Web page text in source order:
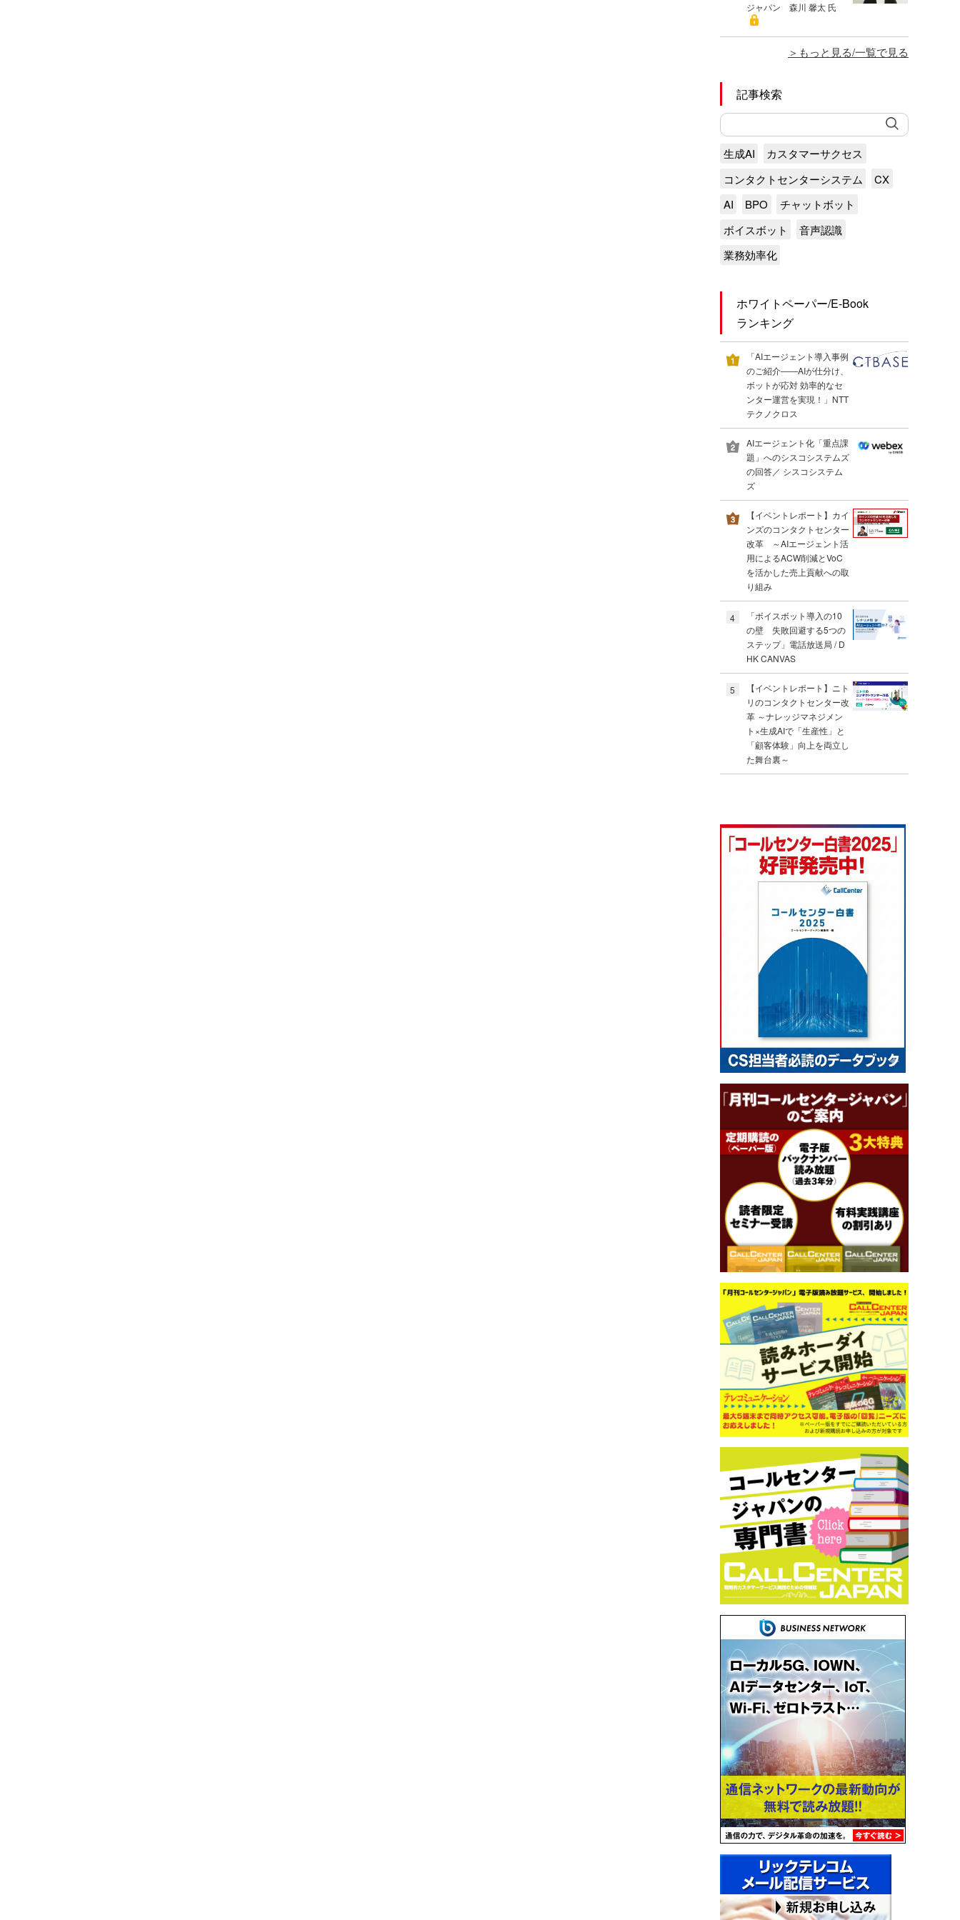
ジャパン 森川 馨太 氏
もっと見る/一覧で見る
記事検索
生成AI
カスタマーサクセス
コンタクトセンターシステム
CX
AI
BPO
チャットボット
ボイスボット
音声認識
業務効率化
ホワイトペーパー/E-Book
ランキング
「AIエージェント導入事例
のご紹介――AIが仕分け、
ボットが応対 効率的なセ
ンター運営を実現！」NTT
テクノクロス
AIエージェント化「重点課
題」へのシスコシステムズ
の回答／ シスコシステム
ズ
【イベントレポート】カイ
ンズのコンタクトセンター
改革 ～AIエージェント活
用によるACW削減とVoC
を活かした売上貢献への取
り組み
4
「ボイスボット導入の10
の壁 失敗回避する5つの
ステップ」電話放送局 / D
HK CANVAS
5
【イベントレポート】ニト
リのコンタクトセンター改
革 ～ナレッジマネジメン
ト×生成AIで「生産性」と
「顧客体験」向上を両立し
た舞台裏～